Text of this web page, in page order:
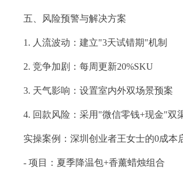
五、风险预警与解决方案
1. 人流波动：建立"3天试错期"机制
2. 竞争加剧：每周更新20%SKU
3. 天气影响：设置室内外双场景预案
4. 回款风险：采用"微信零钱+现金"双
实操案例：深圳创业者王女士的0成本
- 项目：夏季降温包+香薰蜡烛组合